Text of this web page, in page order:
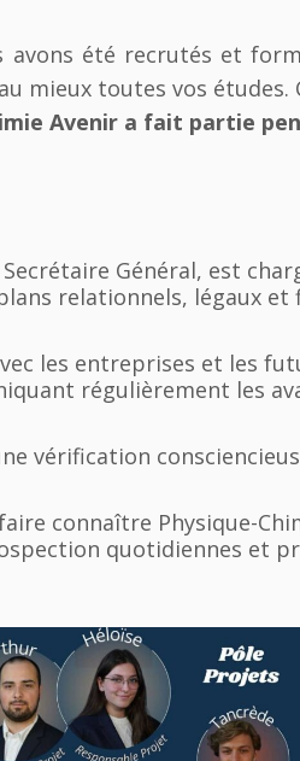
avons été recrutés et
mieux toutes vos études.
Avenir a fait partie
Général, est
relationnels, légaux et
les entreprises et les
régulièrement les
vérification
connaître Physique-
quotidiennes et